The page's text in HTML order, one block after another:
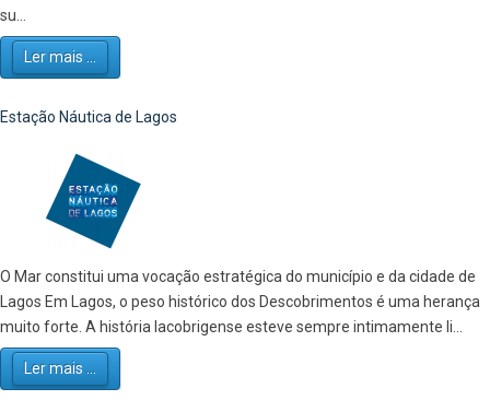
su...
Ler mais ...
Estação Náutica de Lagos
O Mar constitui uma vocação estratégica do município e da cidade de
Lagos Em Lagos, o peso histórico dos Descobrimentos é uma herança
muito forte. A história lacobrigense esteve sempre intimamente li...
Ler mais ...